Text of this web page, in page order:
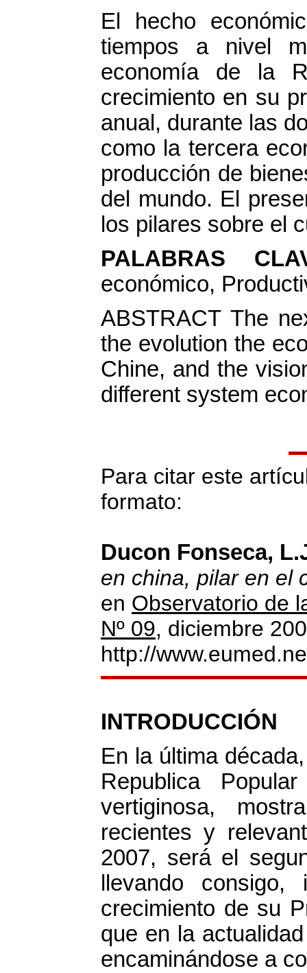
El hecho
tiempos a nivel
economía de la
crecimiento en su
anual, durante las
como la tercera
producción de
del mundo. El
los pilares sobre el
PALABRAS
económico,
ABSTRACT The
the evolution the
Chine, and the
different system
Para citar este
formato:
Ducon Fonseca,
en china, pilar en el
en Observatorio de
Nº 09, diciembre
http://
INTRODUCCIÓN
En la última
Republica
vertiginosa,
recientes y
2007, será el
llevando
crecimiento de su
que en la
encaminándose a